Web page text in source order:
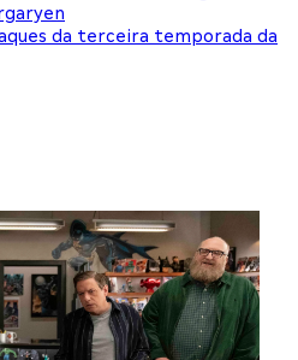
da terceira temporada da